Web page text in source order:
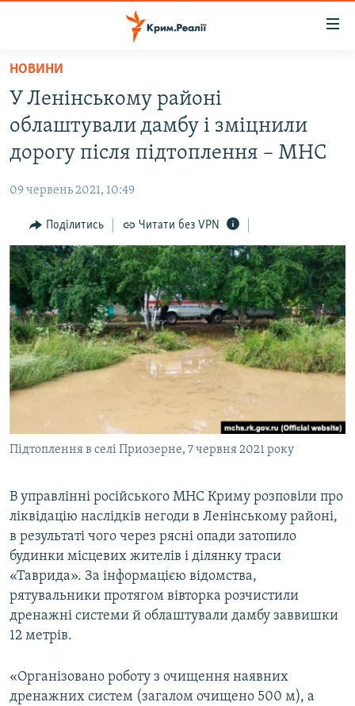
Перейти
основного
матеріалу
до
основної
навігації
Перейти
до
пошуку
ВОДА.КРИМ
ВІДЕО ТА ФОТО
БЛОГИ
ПОГЛЯД
ІНТЕРВ'Ю
ВСЕ ЗА ДЕНЬ
СПЕЦПРОЕКТИ
ДЕПОРТАЦІЯ
ВІДЕОУРОКИ «ELIFBE»
УКРАЇНСЬКА ПРОБЛЕМА КРИМУ
ІНФОГРАФІКА
ЯК ОБІЙТИ БЛОКУВАННЯ
Русский
ДОЛУЧАЙСЯ!
Усі сайти RFE/RL
НОВИНИ
У Ленінському районі
облаштували дамбу і зміцнили
дорогу після підтоплення – МНС
09 червень 2021, 10:49
Поділитись Читати без VPN
Підтоплення в селі Приозерне, 7 червня 2021 року
В управлінні російського МНС Криму розповіли про
ліквідацію наслідків негоди в Ленінському районі,
в результаті чого через рясні опади затопило
будинки місцевих жителів і ділянку траси
«Таврида». За інформацією відомства,
рятувальники протягом вівторка розчистили
дренажні системи й облаштували дамбу заввишки
12 метрів.
«Організовано роботу з очищення наявних
дренажних систем (загалом очищено 500 м), а